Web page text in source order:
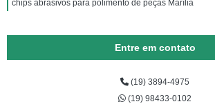
chips abrasivos para polimento de peças Marília
Entre em contato
(19) 3894-4975
(19) 98433-0102